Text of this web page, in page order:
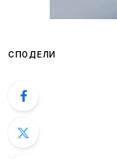
СПОДЕЛИ